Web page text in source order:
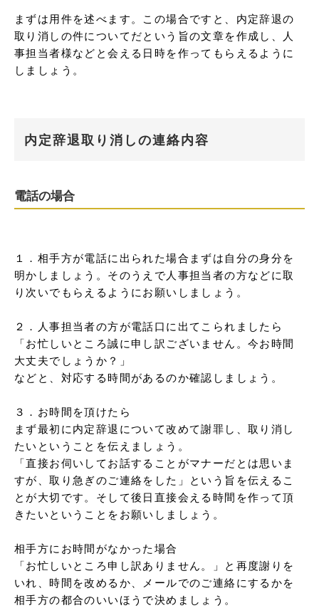
まずは用件を述べます。この場合ですと、内定辞退の
取り消しの件についてだという旨の文章を作成し、人
事担当者様などと会える日時を作ってもらえるように
しましょう。
内定辞退取り消しの連絡内容
電話の場合
１．相手方が電話に出られた場合まずは自分の身分を
明かしましょう。そのうえで人事担当者の方などに取
り次いでもらえるようにお願いしましょう。
２．人事担当者の方が電話口に出てこられましたら
「お忙しいところ誠に申し訳ございません。今お時間
大丈夫でしょうか？」
などと、対応する時間があるのか確認しましょう。
３．お時間を頂けたら
まず最初に内定辞退について改めて謝罪し、取り消し
たいということを伝えましょう。
「直接お伺いしてお話することがマナーだとは思いま
すが、取り急ぎのご連絡をした」という旨を伝えるこ
とが大切です。そして後日直接会える時間を作って頂
きたいということをお願いしましょう。
相手方にお時間がなかった場合
「お忙しいところ申し訳ありません。」と再度謝りを
いれ、時間を改めるか、メールでのご連絡にするかを
相手方の都合のいいほうで決めましょう。